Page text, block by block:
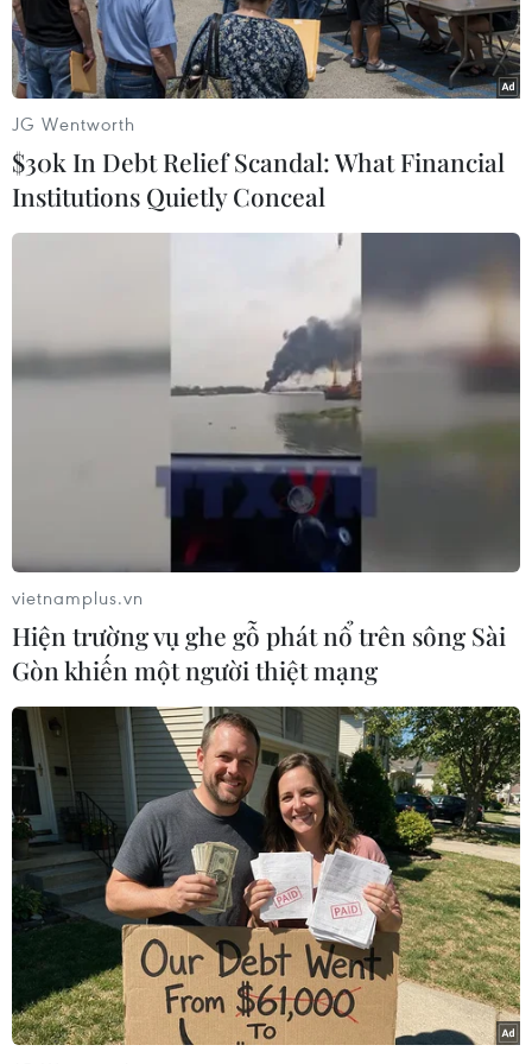
Công dân Triều Tiên trong cuộc hội ngộ với người thân ở Hàn
Quốc tại buổi đoàn tụ gia đình ly tán ở khu nghỉ dưỡng núi
Kumgang ngày 22/10/2015. (Ảnh: AFP/TTXVN)
Theo phóng viên TTXVN tại Seoul, ngày 27/9, Bộ
Thống nhất Hàn Quốc cho biết trong 8 tháng
đầu năm, đã có 2.226 người trong danh sách
khoảng 133.700 người nộp đơn đăng ký với
chính phủ để tham gia các đợt đoàn tụ với các
thành viên gia đình bị ly tán trong Chiến tranh
Triều Tiên (1950-1953) qua đời mà không kịp
đoàn tụ.
Tính đến cuối tháng 8 vừa qua, số người đăng
ký đoàn tụ với gia đình bị ly tán hiện còn sống
là 40.408 người và 67% trong số này đã trên 80
tuổi.
Kể từ khi căng thẳng giữa Hàn Quốc và Triều
Tiên gia tăng, các đợt đoàn tụ gia đình ly tán
giữa hai miền Triều Tiên đã bị đình chỉ.
Nếu tính từ hội nghị thượng đỉnh liên Triều đầu
JG Wentworth
$30k In Debt Relief Scandal: What Financial
Institutions Quietly Conceal
vietnamplus.vn
Hiện trường vụ ghe gỗ phát nổ trên sông Sài
Gòn khiến một người thiệt mạng